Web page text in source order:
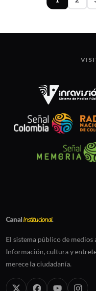
CanalInstitucional.
El sistema público de
Información, cultura y
merece la ciudadanía.